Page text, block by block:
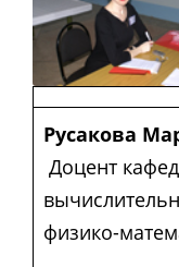
Русакова
Доцент
физико-